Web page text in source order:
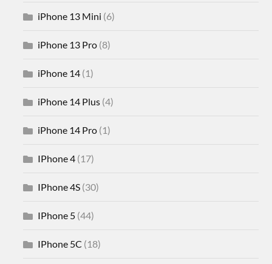
iPhone 13 Mini (6)
iPhone 13 Pro (8)
iPhone 14 (1)
iPhone 14 Plus (4)
iPhone 14 Pro (1)
IPhone 4 (17)
IPhone 4S (30)
IPhone 5 (44)
IPhone 5C (18)